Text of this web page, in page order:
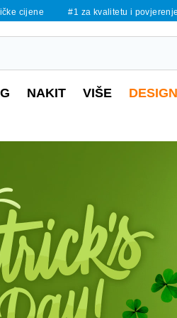
cijene #1 za kvalitetu i povjerenje
NAKIT VIŠE